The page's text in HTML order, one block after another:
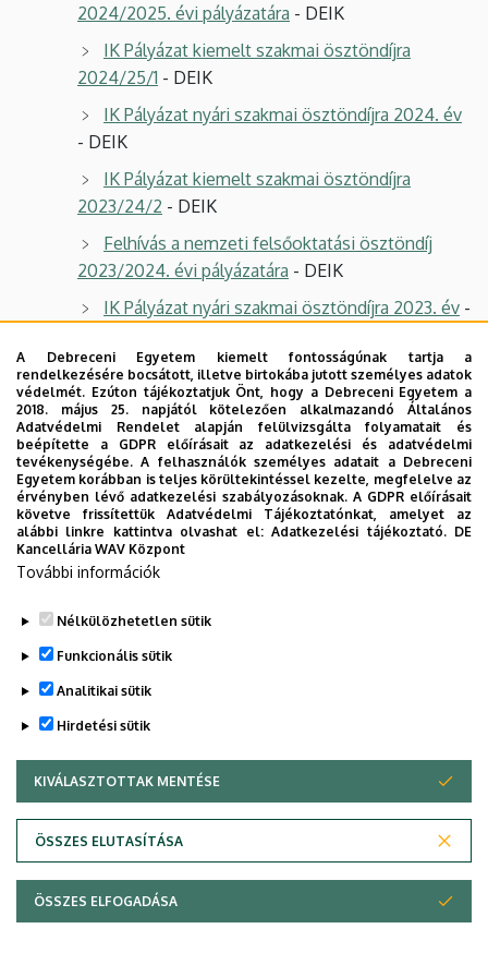
2024/2025. évi pályázatára - DEIK
IK Pályázat kiemelt szakmai ösztöndíjra
2024/25/1 - DEIK
IK Pályázat nyári szakmai ösztöndíjra 2024. év
- DEIK
IK Pályázat kiemelt szakmai ösztöndíjra
2023/24/2 - DEIK
Felhívás a nemzeti felsőoktatási ösztöndíj
2023/2024. évi pályázatára - DEIK
IK Pályázat nyári szakmai ösztöndíjra 2023. év -
IK Pályázat kiemelt szakmai ösztöndíjra
2023/24/1- DEIK
IK Pályázat kiemelt szakmai ösztöndíjra
2022/23/2- DEIK
Pályázat hallgatói kutatási, fejlesztési és
innovációs eredmény elismerésére 2022- DEIK
Felhívás a nemzeti felsőoktatási ösztöndíj
Legutóbbi frissítés: 2026. 05. 27. 17:39
Adatvédelem
Copyright © 2026 Unideb
A Debreceni Egyetem kiemelt fontosságúnak tartja a
rendelkezésére bocsátott, illetve birtokába jutott személyes adatok
védelmét. Ezúton tájékoztatjuk Önt, hogy a Debreceni Egyetem a
2018. május 25. napjától kötelezően alkalmazandó Általános
Adatvédelmi Rendelet alapján felülvizsgálta folyamatait és
beépítette a GDPR előírásait az adatkezelési és adatvédelmi
tevékenységébe. A felhasználók személyes adatait a Debreceni
Egyetem korábban is teljes körültekintéssel kezelte, megfelelve az
érvényben lévő adatkezelési szabályozásoknak. A GDPR előírásait
követve frissítettük Adatvédelmi Tájékoztatónkat, amelyet az
alábbi linkre kattintva olvashat el:Adatkezelési tájékoztató. DE
Kancellária WAV Központ
További információk
Nélkülözhetetlen sütik
Funkcionális sütik
Analitikai sütik
Hirdetési sütik
KIVÁLASZTOTTAK MENTÉSE
ÖSSZES ELUTASÍTÁSA
WITHDRAW CONSENT
ÖSSZES ELFOGADÁSA